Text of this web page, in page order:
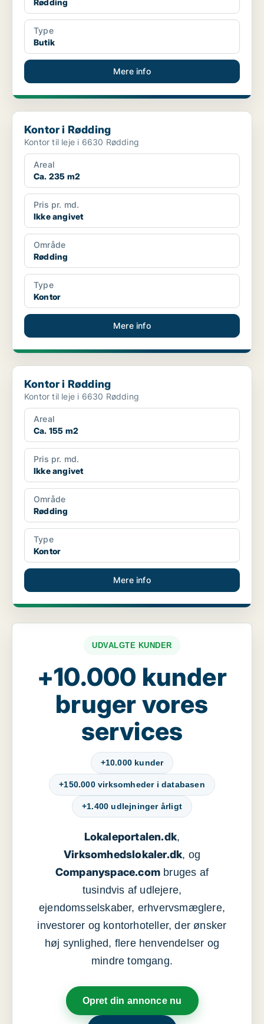
Rødding
Type
Butik
Mere info
Kontor i Rødding
Kontor i Rødding
Kontor til leje i 6630 Rødding
Areal
Ca. 235 m2
Pris pr. md.
Ikke angivet
Område
Rødding
Type
Kontor
Mere info
Kontor i Rødding
Kontor i Rødding
Kontor til leje i 6630 Rødding
Areal
Ca. 155 m2
Pris pr. md.
Ikke angivet
Område
Rødding
Type
Kontor
Mere info
UDVALGTE KUNDER
+10.000 kunder
bruger vores
services
+10.000 kunder
+150.000 virksomheder i databasen
+1.400 udlejninger årligt
Lokaleportalen.dk,
Virksomhedslokaler.dk, og
Companyspace.com bruges af
tusindvis af udlejere,
ejendomsselskaber, erhvervsmæglere,
investorer og kontorhoteller, der ønsker
høj synlighed, flere henvendelser og
mindre tomgang.
Opret din annonce nu